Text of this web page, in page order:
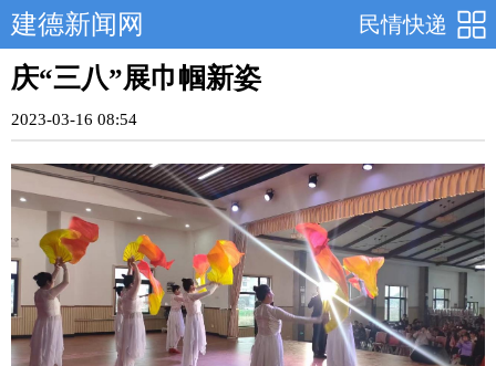
民情快递
建德新闻网
庆“三八”展巾帼新姿
2023-03-16 08:54